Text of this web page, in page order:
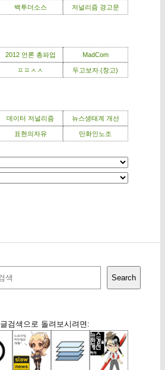
백투더소스 저널리즘 경고문
2012 언론 총파업 MadCom
ㅍㅍㅅㅅ 두고보자 (창고)
데이터 저널리즘 뉴스생태계 개선
표현의자유 만화인노조
Search
검색으로 돌려보시려면: